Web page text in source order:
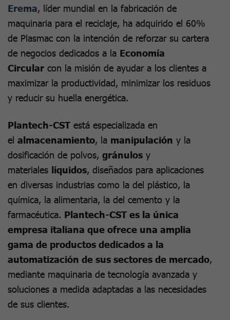
Erema, líder mundial en la fabricación de
maquinaria para el reciclaje, ha adquirido el 60%
de Plasmac con la intención de reforzar su cartera
de negocios dedicados a la Economía
Circular con la misión de ayudar a los clientes a
maximizar la productividad, minimizar los residuos
y reducir su huella energética.
Plantech-CST está especializada en
el almacenamiento, la manipulación y la
dosificación de polvos, gránulos y
materiales líquidos, diseñados para aplicaciones
en diversas industrias como la del plástico, la
química, la alimentaria, la del cemento y la
farmacéutica. Plantech-CST es la única
empresa italiana que ofrece una amplia
gama de productos dedicados a la
automatización de sus sectores de mercado,
mediante maquinaria de tecnología avanzada y
soluciones a medida adaptadas a las necesidades
de sus clientes.